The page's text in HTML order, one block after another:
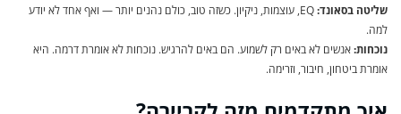
שליטה בסאונד:
EQ, עוצמות, ניקיון. כשזה טוב, כולם נהנים יותר — ואף אחד לא יודע
למה.
נוכחות:אנשים לא באים רק לשמוע. הם באים להרגיש. נוכחות לא אומרת דרמה. היא
אומרת ביטחון, חיבור, וזרימה.